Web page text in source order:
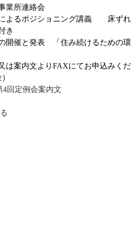
業所連絡会
よるポジショニング講義 床ずれ
き
と発表 「住み続けるための環
は案内文よりFAXにてお申込みくだ
4回定例会案内文